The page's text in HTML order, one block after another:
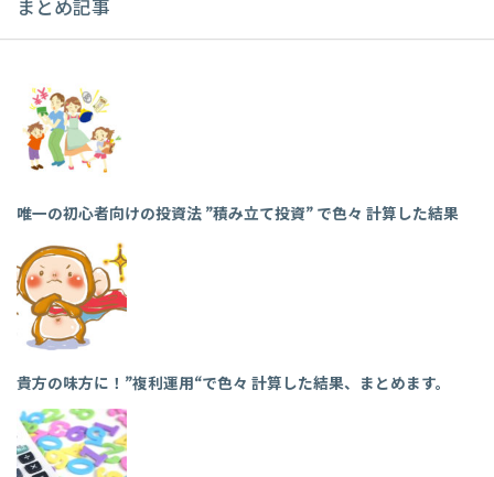
まとめ記事
唯一の初心者向けの投資法 ”積み立て投資” で色々 計算した結果
貴方の味方に！”複利運用“で色々 計算した結果、まとめます。